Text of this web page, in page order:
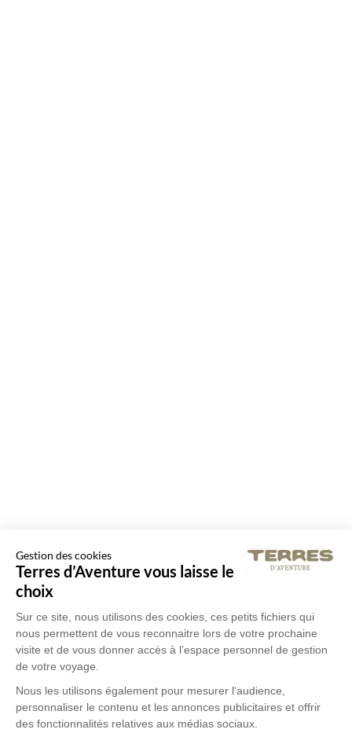
Gestion des cookies
Terres d’Aventure vous laisse le
choix
Sur ce site, nous utilisons des cookies, ces petits fichiers qui
nous permettent de vous reconnaitre lors de votre prochaine
visite et de vous donner accès à l’espace personnel de gestion
de votre voyage.
Nous les utilisons également pour mesurer l’audience,
personnaliser le contenu et les annonces publicitaires et offrir
des fonctionnalités relatives aux médias sociaux.